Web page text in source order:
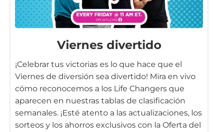
Viernes divertido
¡Celebrar tus victorias es lo que hace que el
Viernes de diversión sea divertido! Mira en vivo
cómo reconocemos a los Life Changers que
aparecen en nuestras tablas de clasificación
semanales. ¡Esté atento a las actualizaciones, los
sorteos y los ahorros exclusivos con la Oferta del